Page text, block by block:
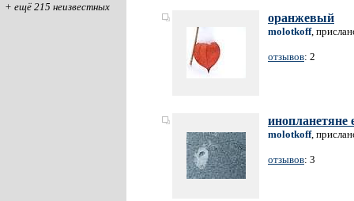
+ ещё 215 неизвестных
оранжевый
molotkoff,
отзывов: 2
инопланетяне
molotkoff,
отзывов: 3